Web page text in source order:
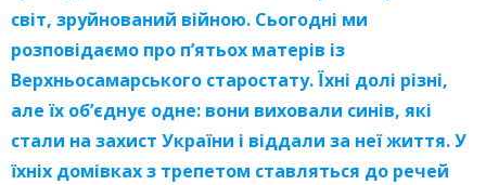
світ, зруйнований війною. Сьогодні ми
розповідаємо про п’ятьох матерів із
Верхньосамарського старостату. Їхні долі різні,
але їх об’єднує одне: вони виховали синів, які
стали на захист України і віддали за неї життя. У
їхніх домівках з трепетом ставляться до речей